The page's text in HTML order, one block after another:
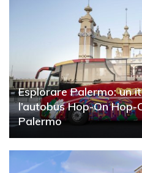
Esplorare Palermo: un
l’autobus Hop-On
Palermo